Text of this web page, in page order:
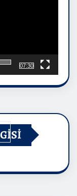
07:30